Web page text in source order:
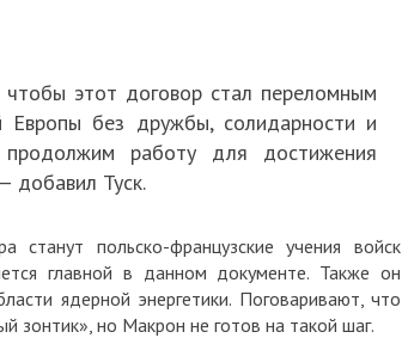
этот договор стал переломным
без дружбы, солидарности и
продолжим работу для достижения
добавил Туск.
польско-французские учения войск
главной в данном документе. Также он
ядерной энергетики. Поговаривают, что
зонтик», но Макрон не готов на такой шаг.